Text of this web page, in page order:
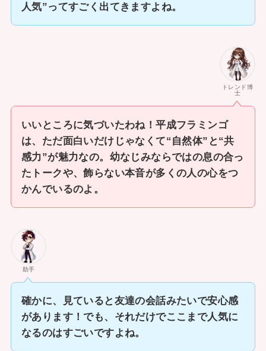
人気”ってすごく出てきますよね。
トレンド博
士
いいところに気づいたわね！平成フラミンゴ
は、ただ面白いだけじゃなくて“自然体”と“共
感力”が魅力なの。幼なじみならではの息の合っ
たトークや、飾らない本音が多くの人の心をつ
かんでいるのよ。
助手
確かに、見ていると友達の会話みたいで安心感
があります！でも、それだけでここまで人気に
なるのはすごいですよね。